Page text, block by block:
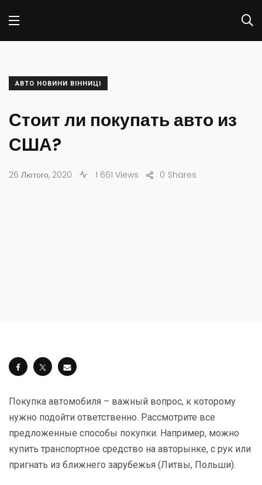
АВТО НОВИНИ ВІННИЦІ
Стоит ли покупать авто из
США?
26 Лютого, 2020 1 661 Views Shares
0
Покупка автомобиля – важный вопрос, к которому
нужно подойти ответственно. Рассмотрите все
предложенные способы покупки. Например, можно
купить транспортное средство на авторынке, с рук или
пригнать из ближнего зарубежья (Литвы, Польши).